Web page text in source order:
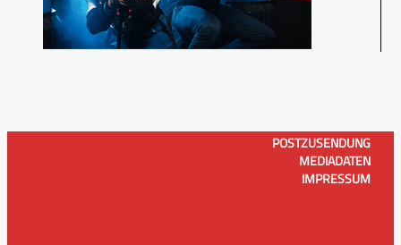
POSTZUSENDUNG
MEDIADATEN
IMPRESSUM